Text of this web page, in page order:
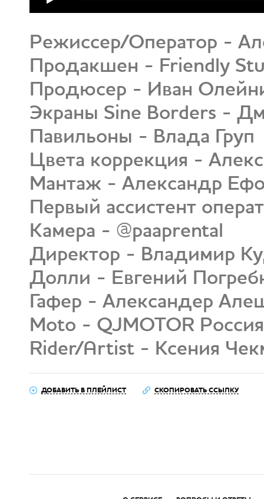
Режиссер/Оператор -
Продакшен - Friendly
Продюсер - Иван
Экраны Sine Borders -
Павильоны - Влада Груп
Цвета коррекция -
Мантаж - Александр
Первый ассистент
Камера - @paaprental
Директор - Владимир
Долли - Евгений
Гафер - Александер
Moto - QJMOTOR Россия
Rider/Artist - Ксения
ДОБАВИТЬ В ПЛЕЙЛИСТ СКОПИРОВАТЬ ССЫЛКУ